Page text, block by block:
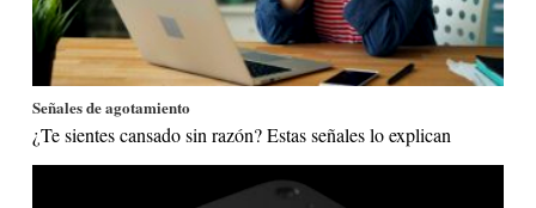
Señales de agotamiento
¿Te sientes cansado sin razón? Estas señales lo explican